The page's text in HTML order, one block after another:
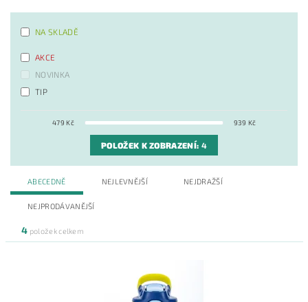
NA SKLADĚ
AKCE
NOVINKA
TIP
479 Kč 939 Kč
POLOŽEK K ZOBRAZENÍ: 4
ABECEDNĚ NEJLEVNĚJŠÍ NEJDRAŽŠÍ
NEJPRODÁVANĚJŠÍ
4 položek celkem